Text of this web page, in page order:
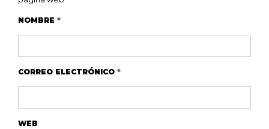
NOMBRE *
CORREO ELECTRÓNICO *
WEB